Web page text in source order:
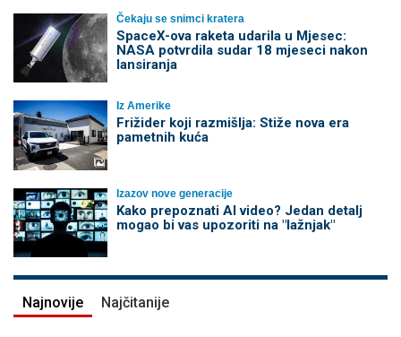
Čekaju se snimci kratera
SpaceX-ova raketa udarila u Mjesec:
NASA potvrdila sudar 18 mjeseci nakon
lansiranja
Iz Amerike
Frižider koji razmišlja: Stiže nova era
pametnih kuća
Izazov nove generacije
Kako prepoznati AI video? Jedan detalj
mogao bi vas upozoriti na "lažnjak"
Najnovije Najčitanije